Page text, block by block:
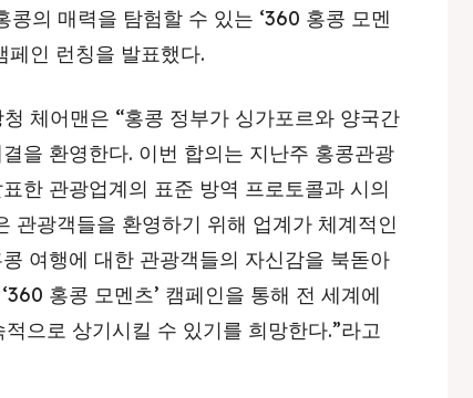
의 매력을 탐험할 수 있는 ‘360 홍콩 모멘
페인 런칭을 발표했다.
체어맨은 “홍콩 정부가 싱가포르와 양국간
을 환영한다. 이번 합의는 지난주 홍콩관광
한 관광업계의 표준 방역 프로토콜과 시의
관광객들을 환영하기 위해 업계가 체계적인
여행에 대한 관광객들의 자신감을 북돋아
360 홍콩 모멘츠’ 캠페인을 통해 전 세계에
으로 상기시킬 수 있기를 희망한다.”라고